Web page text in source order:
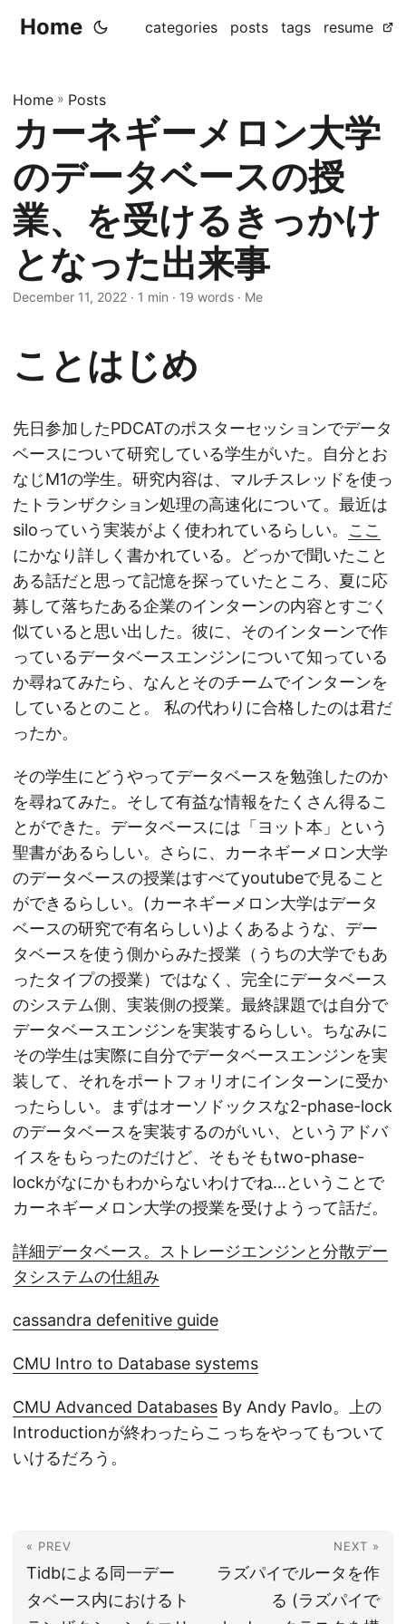
Home categories posts tags resume
Home » Posts
カーネギーメロン大学
のデータベースの授
業、を受けるきっかけ
となった出来事
December 11, 2022 · 1 min · 19 words · Me
ことはじめ
先日参加したPDCATのポスターセッションでデータ
ベースについて研究している学生がいた。自分とお
なじM1の学生。研究内容は、マルチスレッドを使っ
たトランザクション処理の高速化について。最近は
siloっていう実装がよく使われているらしい。 ここ
にかなり詳しく書かれている。どっかで聞いたこと
ある話だと思って記憶を探っていたところ、夏に応
募して落ちたある企業のインターンの内容とすごく
似ていると思い出した。彼に、そのインターンで作
っているデータベースエンジンについて知っている
か尋ねてみたら、なんとそのチームでインターンを
しているとのこと。 私の代わりに合格したのは君だ
ったか。
その学生にどうやってデータベースを勉強したのか
を尋ねてみた。そして有益な情報をたくさん得るこ
とができた。データベースには「ヨット本」という
聖書があるらしい。さらに、カーネギーメロン大学
のデータベースの授業はすべてyoutubeで見ること
ができるらしい。(カーネギーメロン大学はデータ
ベースの研究で有名らしい)よくあるような、デー
タベースを使う側からみた授業（うちの大学でもあ
ったタイプの授業）ではなく、完全にデータベース
のシステム側、実装側の授業。最終課題では自分で
データベースエンジンを実装するらしい。ちなみに
その学生は実際に自分でデータベースエンジンを実
装して、それをポートフォリオにインターンに受か
ったらしい。まずはオーソドックスな2-phase-lock
のデータベースを実装するのがいい、というアドバ
イスをもらったのだけど、そもそもtwo-phase-
lockがなにかもわからないわけでね…ということで
カーネギーメロン大学の授業を受けようって話だ。
詳細データベース。ストレージエンジンと分散デー
タシステムの仕組み
cassandra defenitive guide
CMU Intro to Database systems
CMU Advanced Databases By Andy Pavlo。上の
Introductionが終わったらこっちをやってもついて
いけるだろう。
« PREV
Tidbによる同一デー
タベース内におけるト
NEXT »
ラズパイでルータを作
る (ラズパイで